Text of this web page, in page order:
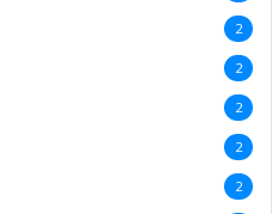
2
2
2
2
2